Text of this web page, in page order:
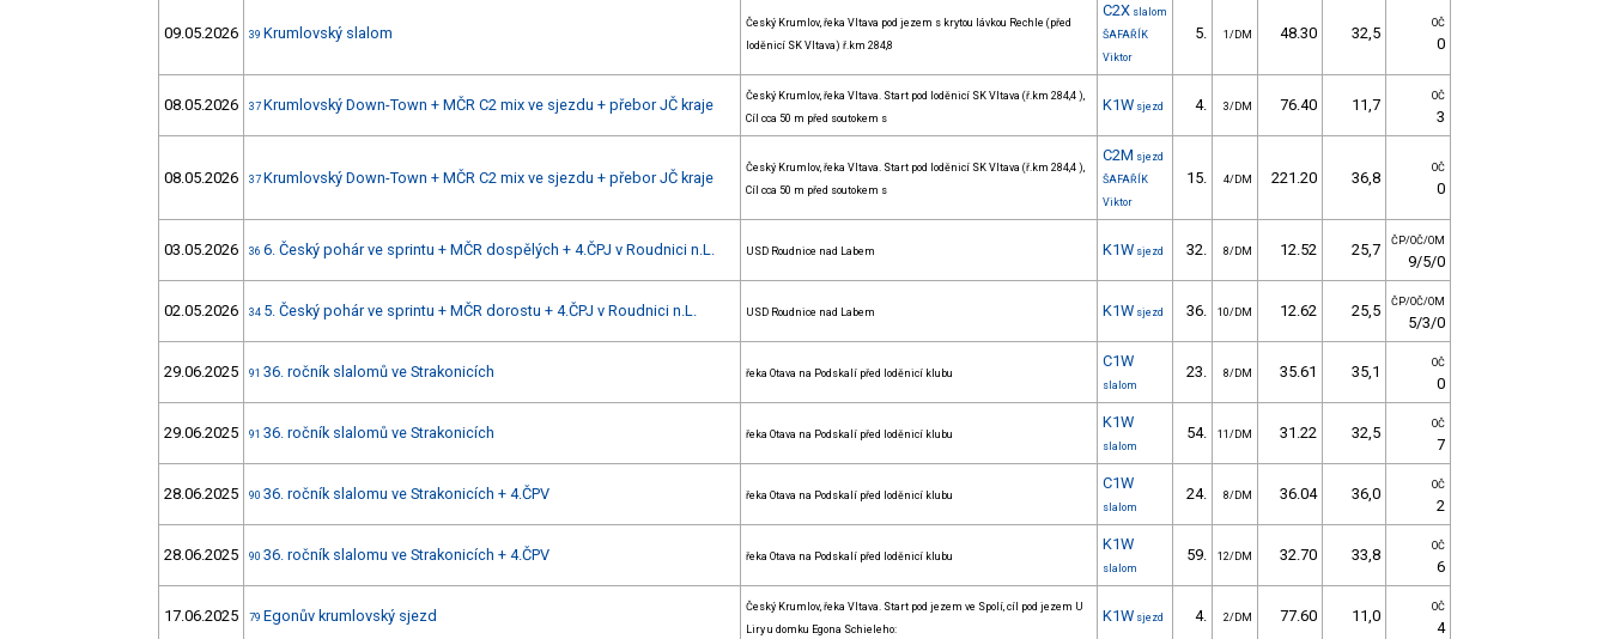
09.05.2026 39 Krumlovský slalom
Český Krumlov, řeka Vltava pod jezem s krytou lávkou Rechle (před
loděnicí SK Vltava) ř.km 284,8
C2X slalom
ŠAFAŘÍK
Viktor
5. 1/DM 48.30 32,5
OČ
0
08.05.2026 37 Krumlovský Down-Town + MČR C2 mix ve sjezdu + přebor JČ kraje
Český Krumlov, řeka Vltava. Start pod loděnicí SK Vltava (ř.km 284,4 ),
Cíl cca 50 m před soutokem s
K1W sjezd 4. 3/DM 76.40 11,7 OČ
3
08.05.2026 37 Krumlovský Down-Town + MČR C2 mix ve sjezdu + přebor JČ kraje
Český Krumlov, řeka Vltava. Start pod loděnicí SK Vltava (ř.km 284,4 ),
Cíl cca 50 m před soutokem s
C2M sjezd
ŠAFAŘÍK
Viktor
15. 4/DM 221.20 36,8
OČ
0
03.05.2026 36 6. Český pohár ve sprintu + MČR dospělých + 4.ČPJ v Roudnici n.L. USD Roudnice nad Labem K1W sjezd 32. 8/DM 12.52 25,7 ČP/OČ/OM
9/5/0
02.05.2026 34 5. Český pohár ve sprintu + MČR dorostu + 4.ČPJ v Roudnici n.L. USD Roudnice nad Labem K1W sjezd 36. 10/DM 12.62 25,5 ČP/OČ/OM
5/3/0
29.06.2025 91 36. ročník slalomů ve Strakonicích řeka Otava na Podskalí před loděnicí klubu
C1W
slalom
23. 8/DM 35.61 35,1 OČ
0
29.06.2025 91 36. ročník slalomů ve Strakonicích řeka Otava na Podskalí před loděnicí klubu
K1W
slalom
54. 11/DM 31.22 32,5 OČ
7
28.06.2025 90 36. ročník slalomu ve Strakonicích + 4.ČPV řeka Otava na Podskalí před loděnicí klubu
C1W
slalom
24. 8/DM 36.04 36,0 OČ
2
28.06.2025 90 36. ročník slalomu ve Strakonicích + 4.ČPV řeka Otava na Podskalí před loděnicí klubu
K1W
slalom
59. 12/DM 32.70 33,8 OČ
6
17.06.2025 79 Egonův krumlovský sjezd
Český Krumlov, řeka Vltava. Start pod jezem ve Spolí, cíl pod jezem U
Liry u domku Egona Schieleho:
K1W sjezd 4. 2/DM 77.60 11,0 OČ
4